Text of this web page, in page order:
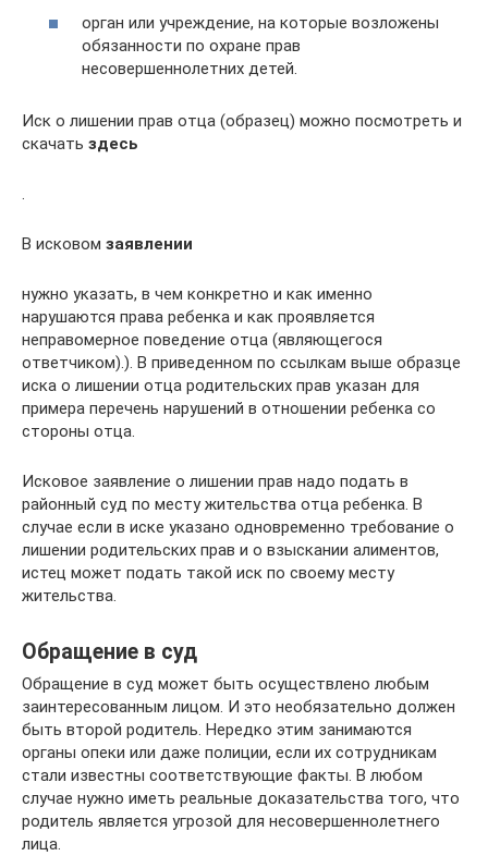
орган или учреждение, на которые возложены
обязанности по охране прав
несовершеннолетних детей.
Иск о лишении прав отца (образец) можно посмотреть и
скачать здесь
.
В исковом заявлении
нужно указать, в чем конкретно и как именно
нарушаются права ребенка и как проявляется
неправомерное поведение отца (являющегося
ответчиком).). В приведенном по ссылкам выше образце
иска о лишении отца родительских прав указан для
примера перечень нарушений в отношении ребенка со
стороны отца.
Исковое заявление о лишении прав надо подать в
районный суд по месту жительства отца ребенка. В
случае если в иске указано одновременно требование о
лишении родительских прав и о взыскании алиментов,
истец может подать такой иск по своему месту
жительства.
Обращение в суд
Обращение в суд может быть осуществлено любым
заинтересованным лицом. И это необязательно должен
быть второй родитель. Нередко этим занимаются
органы опеки или даже полиции, если их сотрудникам
стали известны соответствующие факты. В любом
случае нужно иметь реальные доказательства того, что
родитель является угрозой для несовершеннолетнего
лица.